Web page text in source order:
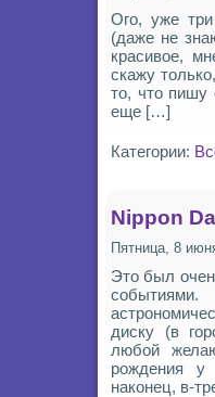
Ого, уже
(даже не
красивое,
скажу
то, что
еще […]
Категории:
Nippon
Пятница, 8
Это был
диску (в
любой
рождения у
наконец, в-